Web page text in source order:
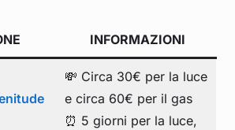
INFORMAZIONI
💸 Circa 30€ per la luce
e circa 60€ per il gas
⏰ 5 giorni per la luce,